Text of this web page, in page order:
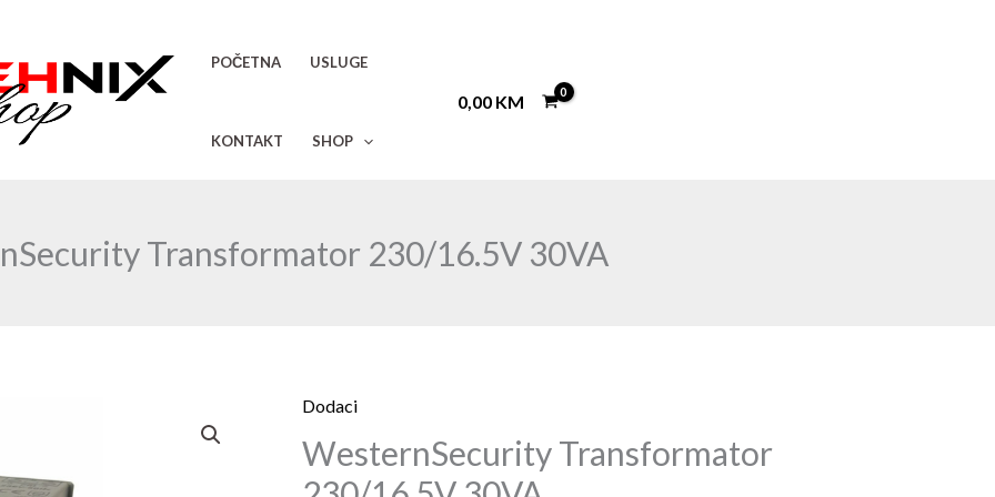
POČETNA USLUGE
KONTAKT SHOP
0,00 KM
Transformator 230/16.5V 30VA
Dodaci
WesternSecurity Transformator
WesternSecurity
Transformator
230/16.5V